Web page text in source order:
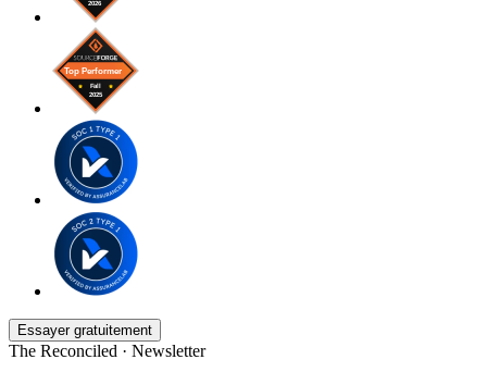
Essayer gratuitement
The Reconciled · Newsletter